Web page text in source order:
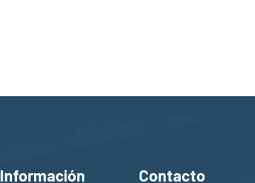
Información Contacto